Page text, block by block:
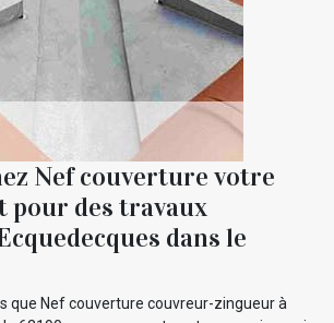
Nef couverture votre
pour des travaux
dans le
que Nef couverture couvreur-zingueur à